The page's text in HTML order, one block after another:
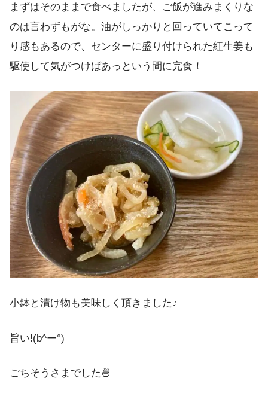
まずはそのままで食べましたが、ご飯が進みまくりな
のは言わずもがな。油がしっかりと回っていてこって
り感もあるので、センターに盛り付けられた紅生姜も
駆使して気がつけばあっという間に完食！
小鉢と漬け物も美味しく頂きました♪
旨い!(b^ー°)
ごちそうさまでした🍜